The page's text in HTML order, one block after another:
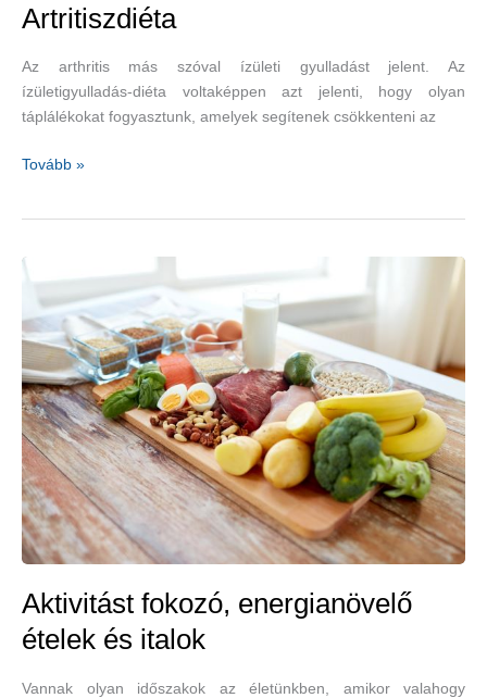
zabkorpa?
Artritiszdiéta
Az arthritis más szóval ízületi gyulladást jelent. Az
ízületigyulladás-diéta voltaképpen azt jelenti, hogy olyan
táplálékokat fogyasztunk, amelyek segítenek csökkenteni az
Artritiszdiéta
Tovább »
Aktivitást fokozó, energianövelő
ételek és italok
Vannak olyan időszakok az életünkben, amikor valahogy